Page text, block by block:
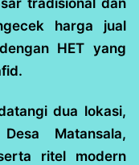
tradisional dan
harga jual
HET yang
dua lokasi,
Matansala,
ritel modern